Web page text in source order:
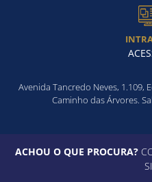
Avenida Tancredo Neves, 1.109,
Caminho das Árvores.
ACHOU O QUE PROCURA?